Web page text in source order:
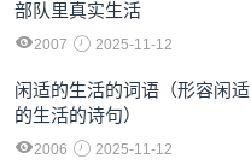
部队里真实生活
2007 2025-11-12
闲适的生活的词语（形容闲适
的生活的诗句）
2006 2025-11-12